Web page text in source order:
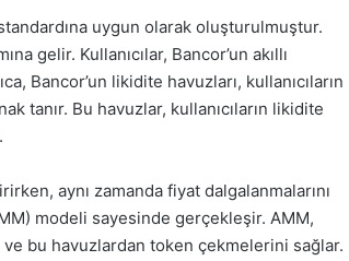
uygun olarak oluşturulmuştur.
gelir. Kullanıcılar, Bancor’un akıllı
Bancor’un likidite havuzları, kullanıcıların
tanır. Bu havuzlar, kullanıcıların likidite
aynı zamanda fiyat dalgalanmalarını
modeli sayesinde gerçekleşir. AMM,
ve bu havuzlardan token çekmelerini sağlar.